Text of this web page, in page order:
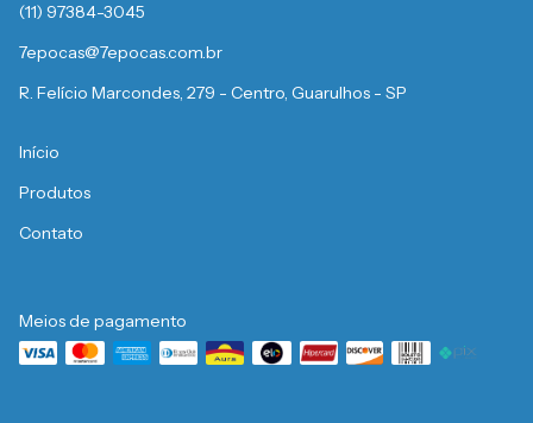
(11) 97384-3045
7epocas@7epocas.com.br
R. Felício Marcondes, 279 - Centro, Guarulhos - SP
Início
Produtos
Contato
Meios de pagamento